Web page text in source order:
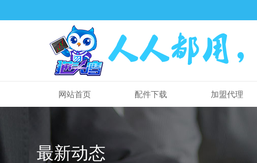
网站首页 配件下载 加盟代理
最新动态